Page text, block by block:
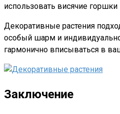
использовать висячие
Декоративные растения
особый шарм и
гармонично вписываться в
Заключение